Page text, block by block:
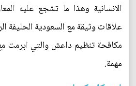
الانسانية وهذا ما تشجع عليه
علاقات وثيقة مع السعودية الحليفة
مكافحة تنظيم داعش والتي ابرمت
مهمة.